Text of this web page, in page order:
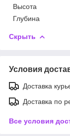
Высота
Глубина
Скрыть
Условия
Доставка
Доставка по
Все условия